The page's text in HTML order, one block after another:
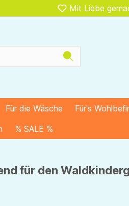
Mit Liebe
Für die Wäsche Für's
% SALE %
für den